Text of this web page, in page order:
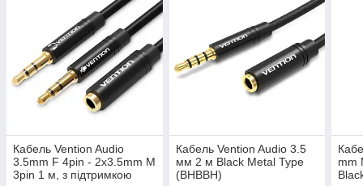
Кабель Vention Audio
3.5mm F 4pin - 2x3.5mm M
3pin 1 м, з підтримкою
Кабель Vention Audio 3.5
мм 2 м Black Metal Type
(BHBBH)
mm